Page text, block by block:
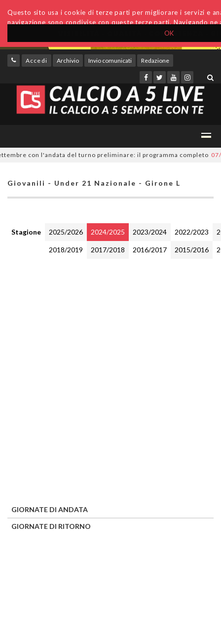
OK
Questo sito usa i cookie di terze parti per migliorare i servizi e
navigazione sono condivise con queste terze parti. Navigando
Accedi Archivio Invio comunicati Redazione
con l'andata del turno preliminare: il programma completo 07/08/
Giovanili - Under 21 Nazionale - Girone L
Stagione 2025/2026 2024/2025 2023/2024 2022/2023
2018/2019 2017/2018 2016/2017 2015/2016
GIORNATE DI ANDATA
GIORNATE DI RITORNO